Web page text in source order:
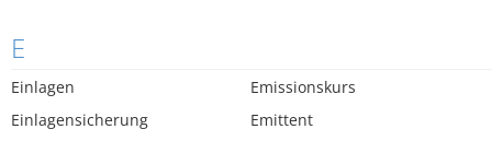
E
Einlagen
Einlagensicherung
Emissionskurs
Emittent